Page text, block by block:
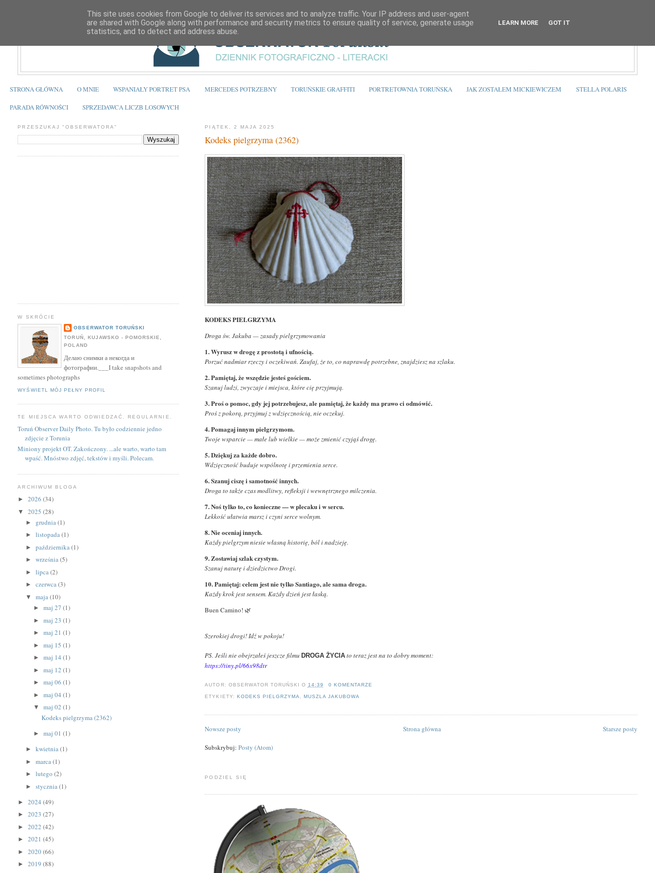
STRONA GŁÓWNA O MNIE WSPANIAŁY PORTRET PSA MERCEDES POTRZEBNY TORUŃSKIE GRAFFITI PORTRETOWNIA TORUŃSKA JAK ZOSTAŁEM MICKIEWICZEM STELLA POLARIS
PARADA RÓWNOŚCI SPRZEDAWCA LICZB LOSOWYCH
PIĄTEK, 2 MAJA 2025
Kodeks pielgrzyma (2362)
KODEKS PIELGRZYMA
Droga św. Jakuba — zasady pielgrzymowania
1. Wyrusz w drogę z prostotą i ufnością.
Porzuć nadmiar rzeczy i oczekiwań. Zaufaj, że to, co naprawdę potrzebne, znajdziesz na szlaku.
2. Pamiętaj, że wszędzie jesteś gościem.
Szanuj ludzi, zwyczaje i miejsca, które cię przyjmują.
3. Proś o pomoc, gdy jej potrzebujesz, ale pamiętaj, że każdy ma prawo ci odmówić.
Proś z pokorą, przyjmuj z wdzięcznością, nie oczekuj.
4. Pomagaj innym pielgrzymom.
Twoje wsparcie — małe lub wielkie — może zmienić czyjąś drogę.
5. Dziękuj za każde dobro.
Wdzięczność buduje wspólnotę i przemienia serce.
6. Szanuj ciszę i samotność innych.
Droga to także czas modlitwy, refleksji i wewnętrznego milczenia.
7. Noś tylko to, co konieczne — w plecaku i w sercu.
Lekkość ułatwia marsz i czyni serce wolnym.
8. Nie oceniaj innych.
Każdy pielgrzym niesie własną historię, ból i nadzieję.
9. Zostawiaj szlak czystym.
Szanuj naturę i dziedzictwo Drogi.
10. Pamiętaj: celem jest nie tylko Santiago, ale sama droga.
Każdy krok jest sensem. Każdy dzień jest łaską.
Buen Camino! 🌿
Szerokiej drogi! Idź w pokoju!
PS. Jeśli nie obejrzałeś jeszcze filmuDROGA ŻYCIA to teraz jest na to dobry moment:
https://tiny.pl/66x98dtr
AUTOR: OBSERWATOR TORUŃSKI O 14:39 0 KOMENTARZE
ETYKIETY: KODEKS PIELGRZYMA MUSZLA JAKUBOWA
Nowsze posty Starsze posty
Strona główna
Subskrybuj:Posty (Atom)
PODZIEL SIĘ
PRZESZUKAJ "OBSERWATORA"
W SKRÓCIE
OBSERWATOR TORUŃSKI
TORUŃ, KUJAWSKO - POMORSKIE,
POLAND
Делаю снимки а некогда и
фотографии.___I take snapshots and
sometimes photographs
WYŚWIETL MÓJ PEŁNY PROFIL
TE MIEJSCA WARTO ODWIEDZAĆ. REGULARNIE.
Toruń Observer Daily Photo. Tu było codziennie jedno
zdjęcie z Torunia
Miniony projekt OT. Zakończony. ...ale warto, warto tam
wpaść. Mnóstwo zdjęć, tekstów i myśli. Polecam.
ARCHIWUM BLOGA
►2026(34)
▼2025(28)
► grudnia(1)
►listopada(1)
►października(1)
►września(5)
►lipca(2)
►czerwca(3)
▼maja(10)
► maj 27 (1)
► maj 23 (1)
► maj 21 (1)
► maj 15 (1)
► maj 14 (1)
► maj 12 (1)
► maj 06 (1)
► maj 04 (1)
▼ maj 02 (1)
Kodeks pielgrzyma (2362)
► maj 01 (1)
►kwietnia(1)
►marca(1)
►lutego(2)
►stycznia(1)
►2024(49)
►2023(27)
►2022(42)
►2021(45)
►2020(66)
►2019(88)
This site uses cookies from Google to deliver its services and to analyze traffic. Your IP address and user-agent
are shared with Google along with performance and security metrics to ensure quality of service, generate usage
statistics, and to detect and address abuse.
LEARN MORE GOT IT